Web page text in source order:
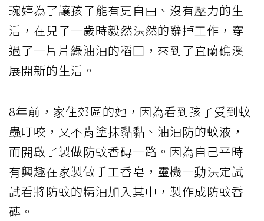
琬婷為了讓孩子能有更自由、沒有壓力的生
活，在兒子一歲時毅然決然的辭掉工作，穿
過了一片片綠油油的稻田，來到了宜蘭礁溪
展開新的生活。
8年前，家住郊區的她，因為看到孩子受到蚊
蟲叮咬，又不肯塗抹黏黏、油油防的蚊液，
而開啟了製做防蚊香磚一路。因為自己平時
有興趣在家製做手工香皂，靈機一動決定試
試看將防蚊的精油加入其中，製作成防蚊香
磚。